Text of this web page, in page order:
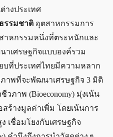
างประเทศ
รรมชาติ อุตสาหกรรมการ
หกรรมหนึ่งที่ตระหนักและ
าเศรษฐกิจแบบองค์รวม
บที่ประเทศไทยมีความหลาก
าพที่จะพัฒนาเศรษฐกิจ 3 มิติ
ภาพ (Bioeconomy) มุ่งเน้น
ร้างมูลค่าเพิ่ม โดยเน้นการ
ชื่อมโยงกับเศรษฐกิจ